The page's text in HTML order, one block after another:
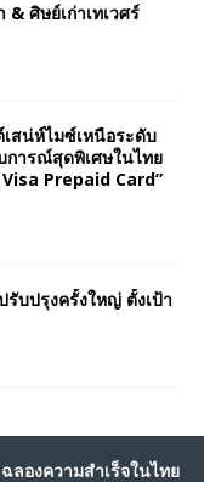
& ศิษย์เก่าเทเวศร์
สน่ห์ไมซ์เหนือระดับ
ารณ์สุดพิเศษในไทย
Prepaid Card”
บปรุงครั้งใหญ่ ตั้งเป้า
องความสำเร็จในไทย